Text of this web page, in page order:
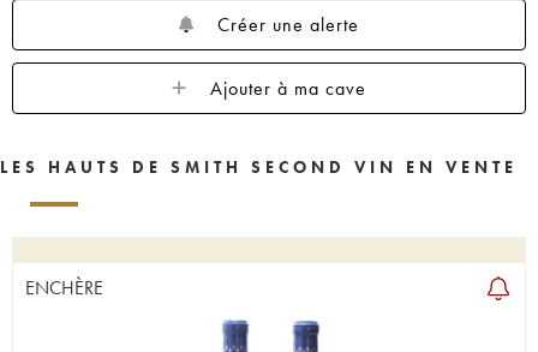
Créer une alerte
Ajouter à ma cave
LES HAUTS DE SMITH SECOND VIN EN VENTE
ENCHÈRE